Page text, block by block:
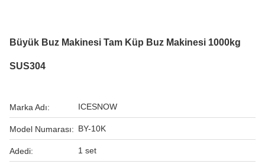
Büyük Buz Makinesi Tam Küp Buz Makinesi 1000kg
SUS304
Marka Adı: ICESNOW
Model Numarası: BY-10K
Adedi: 1 set